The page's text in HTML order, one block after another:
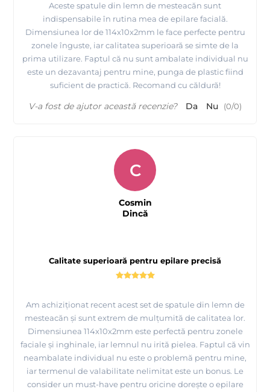
Aceste spatule din lemn de mesteacăn sunt
indispensabile în rutina mea de epilare facială.
Dimensiunea lor de 114x10x2mm le face perfecte pentru
zonele înguste, iar calitatea superioară se simte de la
prima utilizare. Faptul că nu sunt ambalate individual nu
este un dezavantaj pentru mine, punga de plastic fiind
suficient de practică. Recomand cu căldură!
V-a fost de ajutor această recenzie? Da Nu (0/0)
Calitate superioară pentru epilare precisă
Am achiziționat recent acest set de spatule din lemn de
mesteacăn și sunt extrem de mulțumită de calitatea lor.
Dimensiunea 114x10x2mm este perfectă pentru zonele
faciale și inghinale, iar lemnul nu irită pielea. Faptul că vin
neambalate individual nu este o problemă pentru mine,
iar termenul de valabilitate nelimitat este un bonus. Le
consider un must-have pentru oricine dorește o epilare
C
Cosmin
Dincă